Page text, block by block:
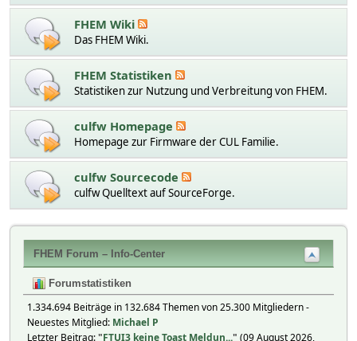
FHEM Wiki
Das FHEM Wiki.
FHEM Statistiken
Statistiken zur Nutzung und Verbreitung von FHEM.
culfw Homepage
Homepage zur Firmware der CUL Familie.
culfw Sourcecode
culfw Quelltext auf SourceForge.
FHEM Forum – Info-Center
Forumstatistiken
1.334.694 Beiträge in 132.684 Themen von 25.300 Mitgliedern -
Neuestes Mitglied: Michael P
Letzter Beitrag:"FTUI3 keine Toast Meldun..." (09 August 2026,